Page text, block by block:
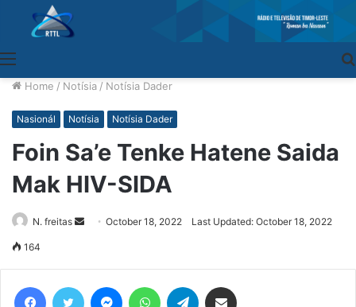
Home / Notísia / Notísia Dader
Nasionál Notísia Notísia Dader
Foin Sa’e Tenke Hatene Saida
Mak HIV-SIDA
N. freitas
SendOctober 18, 2022 Last Updated: October 18, 2022
164